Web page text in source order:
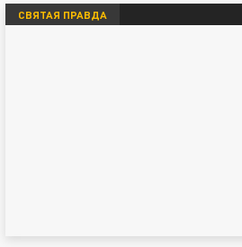
СВЯТАЯ ПРАВДА